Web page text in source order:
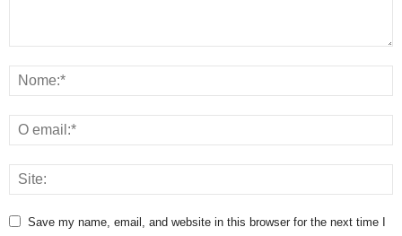
Save my name, email, and website in this browser for the next time I